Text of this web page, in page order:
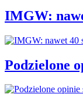
IMGW:
Podzielone